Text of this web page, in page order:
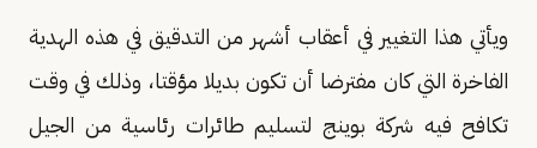
ويأتي هذا التغيير في أعقاب أشهر من التدقيق في هذه الهدية
الفاخرة التي كان مفترضا أن تكون بديلا مؤقتا، وذلك في وقت
تكافح فيه شركة بوينج لتسليم طائرات رئاسية من الجيل